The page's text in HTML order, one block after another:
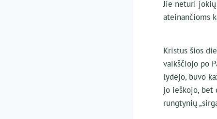
Jie neturi
ateinančioms
Kristus šios
vaikščiojo po
lydėjo, buvo
jo ieškojo, bet
rungtynių